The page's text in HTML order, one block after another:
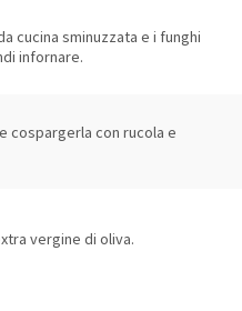
cucina sminuzzata e i funghi
infornare.
cospargerla con rucola e
vergine di oliva.